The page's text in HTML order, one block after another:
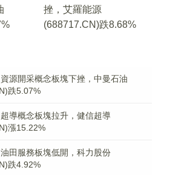
挫，艾羅能源
(688717.CN)跌8.68%
資源開采概念板塊下挫，中曼石油
跌5.07%
超導概念板塊拉升，健信超導
漲15.22%
油田服務板塊低開，科力股份
跌4.92%